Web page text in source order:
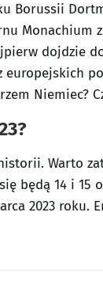
Borussii
Monachium
dojdzie
europejskich
Niemiec?
Warto
będą 14 i 15
2023 roku.